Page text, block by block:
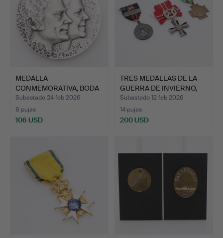
MEDALLA
CONMEMORATIVA, BODA
DE LA PAREJA R…
Subastado 24 feb 2026
8 pujas
106 USD
TRES MEDALLAS DE LA
GUERRA DE INVIERNO,
Fi…
Subastado 12 feb 2026
14 pujas
200 USD